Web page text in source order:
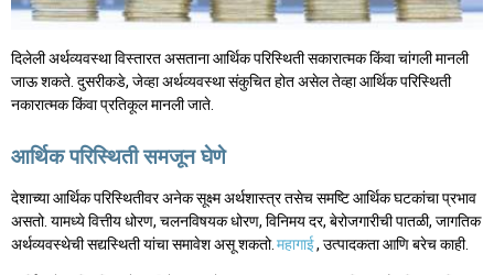
दिलेली अर्थव्यवस्था विस्तारत असताना आर्थिक परिस्थिती सकारात्मक किंवा चांगली मानली
जाऊ शकते. दुसरीकडे, जेव्हा अर्थव्यवस्था संकुचित होत असेल तेव्हा आर्थिक परिस्थिती
नकारात्मक किंवा प्रतिकूल मानली जाते.
आर्थिक परिस्थिती समजून घेणे
देशाच्या आर्थिक परिस्थितीवर अनेक सूक्ष्म अर्थशास्त्र तसेच समष्टि आर्थिक घटकांचा प्रभाव
असतो. यामध्ये वित्तीय धोरण, चलनविषयक धोरण, विनिमय दर, बेरोजगारीची पातळी, जागतिक
अर्थव्यवस्थेची सद्यस्थिती यांचा समावेश असू शकतो. महागाई, उत्पादकता आणि बरेच काही.